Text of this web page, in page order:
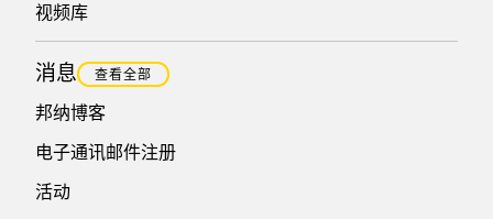
视频库
消息 查看全部
邦纳博客
电子通讯邮件注册
活动